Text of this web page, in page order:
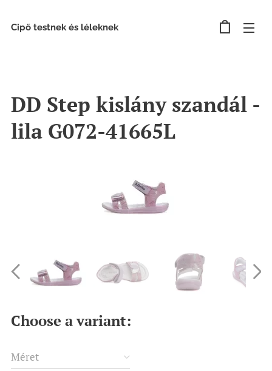
Cipő testnek és léleknek
DD Step kislány szandál -
lila G072-41665L
Choose a variant:
Méret